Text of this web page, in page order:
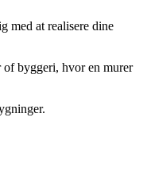
med at realisere dine
of byggeri, hvor en murer